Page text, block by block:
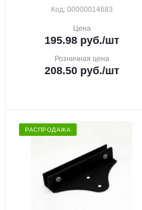
Код: 00000014683
Цена
195.98руб./шт
Розничная цена
208.50руб./шт
РАСПРОДАЖА